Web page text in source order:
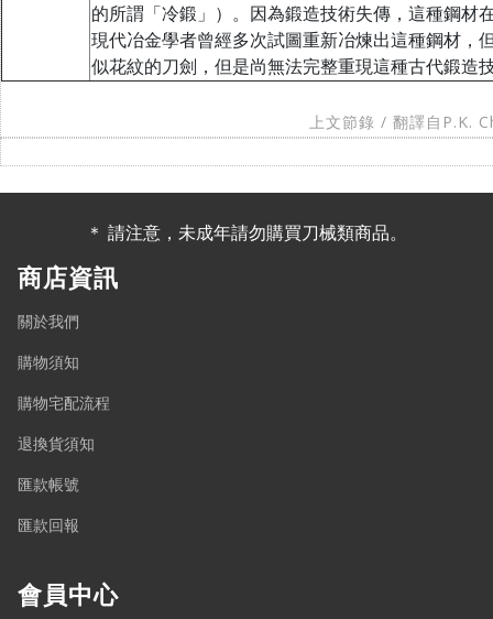
的所謂「冷鍛」）。因為鍛造技術失傳，這種鋼材
現代冶金學者曾經多次試圖重新冶煉出這種鋼材，
似花紋的刀劍，但是尚無法完整重現這種古代鍛造
上文節錄 / 翻譯自P.K.
＊ 請注意，未成年請勿購買刀械類商品。
商店資訊
關於我們
購物須知
購物宅配流程
退換貨須知
匯款帳號
匯款回報
會員中心